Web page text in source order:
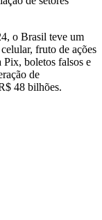
o Brasil teve um
fruto de ações
boletos falsos e
de
48 bilhões.